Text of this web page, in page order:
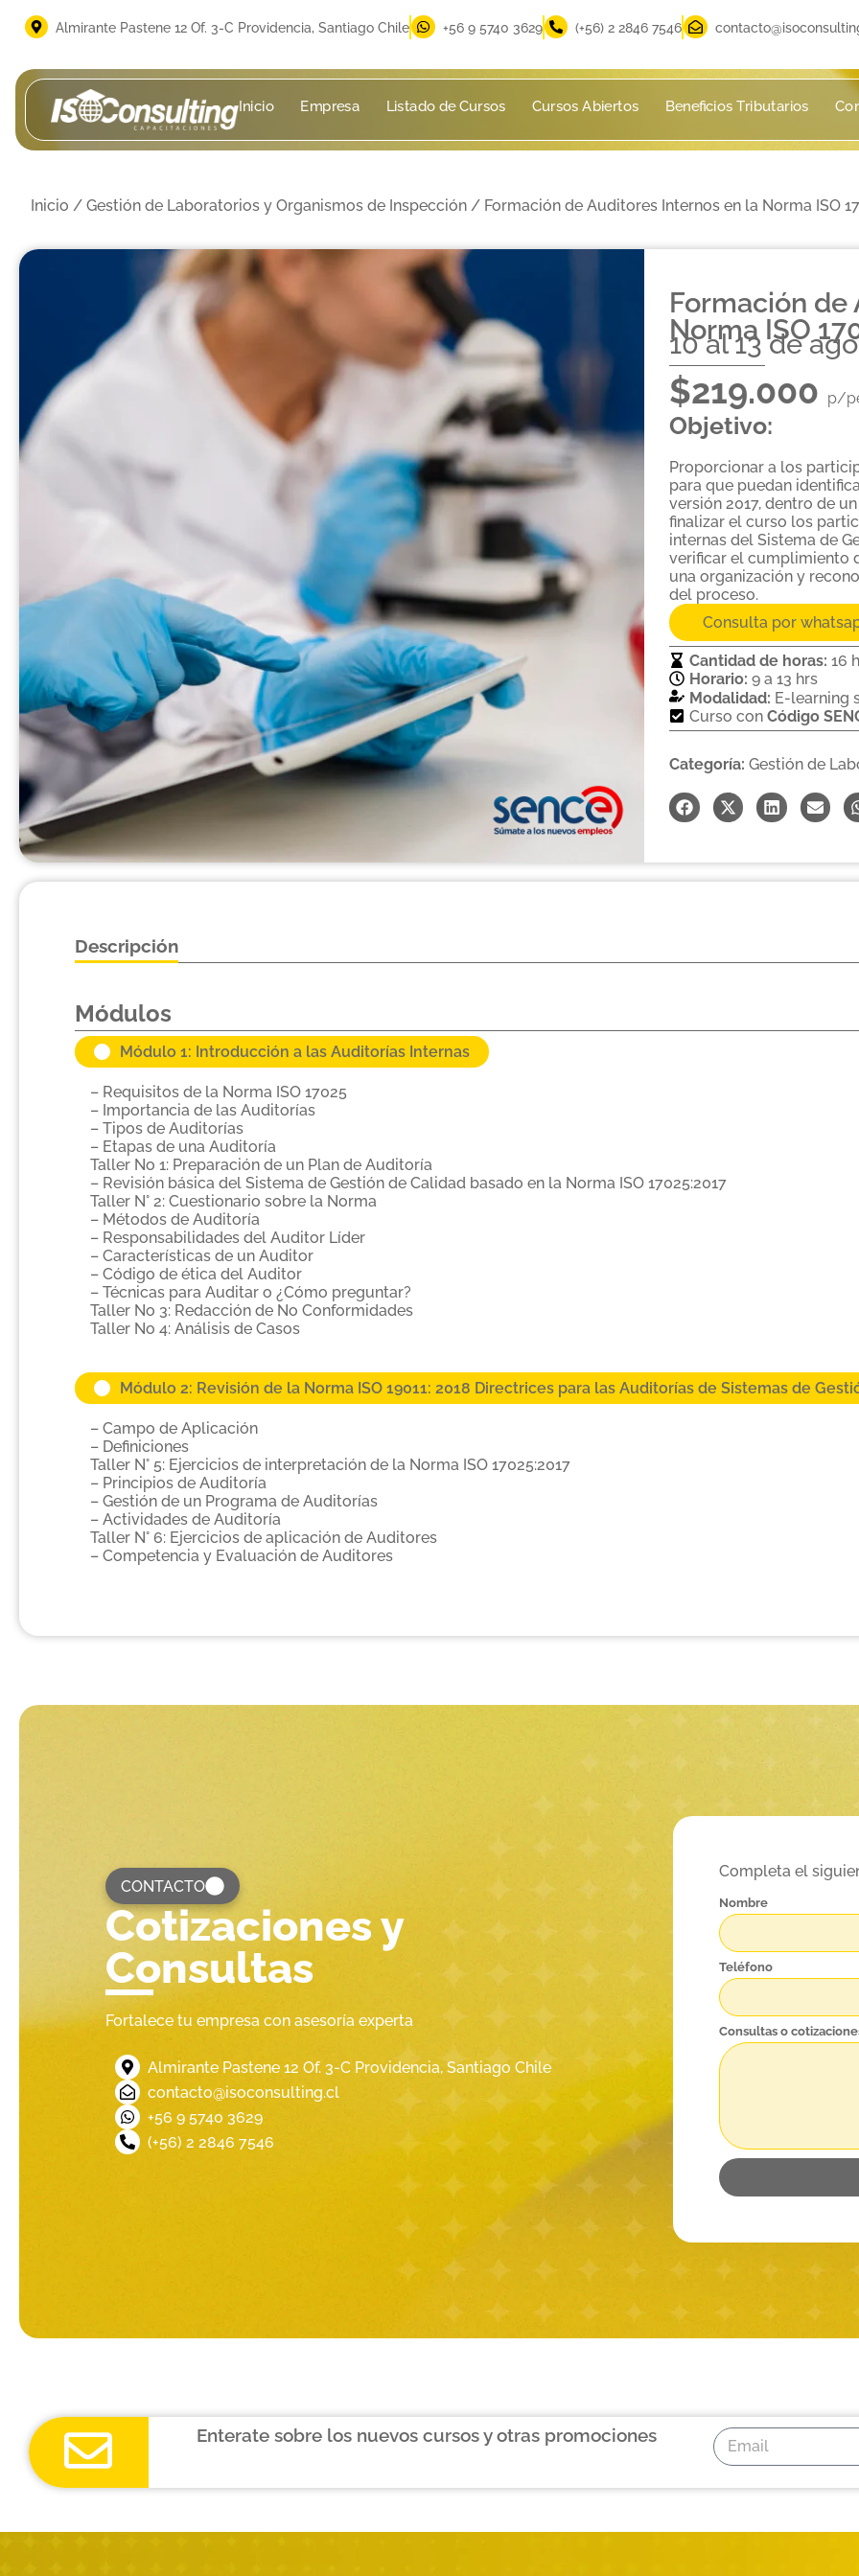
Almirante Pastene 12 Of. 3-C Providencia, Santiago Chile ‪+56 9 5740 3629‬ (+56) 2 2846 7546
Inicio Empresa Listado de Cursos Cursos Abiertos Beneficios Tributarios
Inicio / Gestión de Laboratorios y Organismos de Inspección / Formación de Auditores Internos en la Norma ISO
Formación
Norma ISO
10 al 13 de
$219.000 p/
Objetivo:
Proporcionar a los
para que puedan
versión 2017, dentro de
finalizar el curso los
internas del Sistema de
verificar el cumplimiento
una organización y
del proceso.
Consulta por
Cantidad de horas: 16
Horario: 9 a 13 hrs
Modalidad: E-learning
Curso con Código
Categoría: Gestión de
Descripción
Módulos
Módulo 1: Introducción a las Auditorías Internas
– Requisitos de la Norma ISO 17025
– Importancia de las Auditorías
– Tipos de Auditorías
– Etapas de una Auditoría
Taller No 1: Preparación de un Plan de Auditoría
– Revisión básica del Sistema de Gestión de Calidad basado en la Norma ISO 17025:2017
Taller N° 2: Cuestionario sobre la Norma
– Métodos de Auditoría
– Responsabilidades del Auditor Líder
– Características de un Auditor
– Código de ética del Auditor
– Técnicas para Auditar o ¿Cómo preguntar?
Taller No 3: Redacción de No Conformidades
Taller No 4: Análisis de Casos
Módulo 2: Revisión de la Norma ISO 19011: 2018 Directrices para las Auditorías de Sistemas de
– Campo de Aplicación
– Definiciones
Taller N° 5: Ejercicios de interpretación de la Norma ISO 17025:2017
– Principios de Auditoría
– Gestión de un Programa de Auditorías
– Actividades de Auditoría
Taller N° 6: Ejercicios de aplicación de Auditores
– Competencia y Evaluación de Auditores
CONTACTO
Cotizaciones y
Consultas
Fortalece tu empresa con asesoría experta
Almirante Pastene 12 Of. 3-C Providencia, Santiago Chile
contacto@isoconsulting.cl
‪+56 9 5740 3629‬
(+56) 2 2846 7546
Completa el
Nombre
Teléfono
Consultas o
Enterate sobre los nuevos cursos y otras promociones